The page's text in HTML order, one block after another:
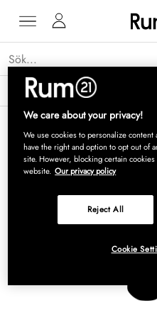
Få 15 % rabatt på Grythyttan
We care about your privacy!
We use cookies to personalize content
have the right and option to opt out of
site. However, blocking certain
website. Our privacy policy
Reject All
Cookie